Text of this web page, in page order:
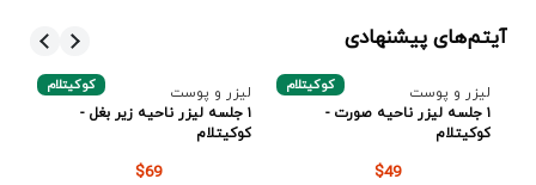
آیتم‌های پیشنهادی
کوکیتلام
لیزر و پوست
۱ جلسه لیزر ناحیه صورت -
کوکیتلام
$49
کوکیتلام
لیزر و پوست
۱ جلسه لیزر ناحیه زیر بغل -
کوکیتلام
$69